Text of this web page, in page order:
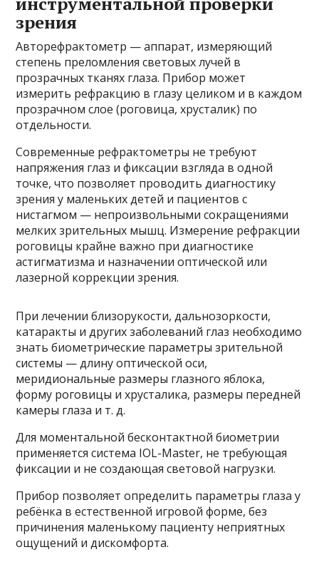
зрения
Авторефрактометр — аппарат, измеряющий
степень преломления световых лучей в
прозрачных тканях глаза. Прибор может
измерить рефракцию в глазу целиком и в каждом
прозрачном слое (роговица, хрусталик) по
отдельности.
Современные рефрактометры не требуют
напряжения глаз и фиксации взгляда в одной
точке, что позволяет проводить диагностику
зрения у маленьких детей и пациентов с
нистагмом — непроизвольными сокращениями
мелких зрительных мышц. Измерение рефракции
роговицы крайне важно при диагностике
астигматизма и назначении оптической или
лазерной коррекции зрения.
При лечении близорукости, дальнозоркости,
катаракты и других заболеваний глаз необходимо
знать биометрические параметры зрительной
системы — длину оптической оси,
меридиональные размеры глазного яблока,
форму роговицы и хрусталика, размеры передней
камеры глаза и т. д.
Для моментальной бесконтактной биометрии
применяется система IOL-Master, не требующая
фиксации и не создающая световой нагрузки.
Прибор позволяет определить параметры глаза у
ребёнка в естественной игровой форме, без
причинения маленькому пациенту неприятных
ощущений и дискомфорта.